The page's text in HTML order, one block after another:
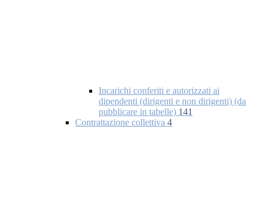
Incarichi conferiti e autorizzati ai
dipendenti (dirigenti e non dirigenti) (da
pubblicare in tabelle) 141
Contrattazione collettiva 4